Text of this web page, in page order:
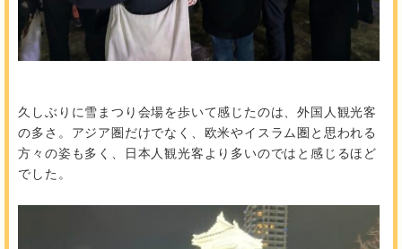
久しぶりに雪まつり会場を歩いて感じたのは、外国人観光客
の多さ。アジア圏だけでなく、欧米やイスラム圏と思われる
方々の姿も多く、日本人観光客より多いのではと感じるほど
でした。